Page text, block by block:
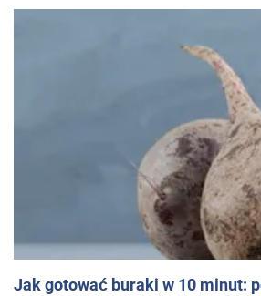
Jak gotować buraki w 10 minut: